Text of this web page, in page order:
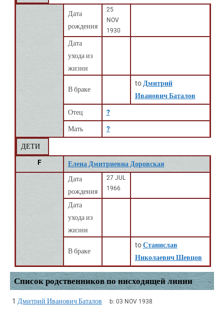
Дата
рождения
25
NOV
1930
Дата
ухода из
жизни
В браке
to Дмитрий
Иванович Баталов
Отец ?
Мать ?
ДЕТИ
F
Елена Дмитриевна Доровская
Дата
рождения
27 JUL
1966
Дата
ухода из
жизни
В браке
toСтанислав
Николаевич Шевцов
Список родственников по нисходящей линии
1 Дмитрий Иванович Баталов b: 03 NOV 1938